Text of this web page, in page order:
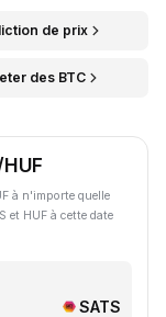
de prix
des BTC
à n'importe quelle
et HUF à cette date
SATS